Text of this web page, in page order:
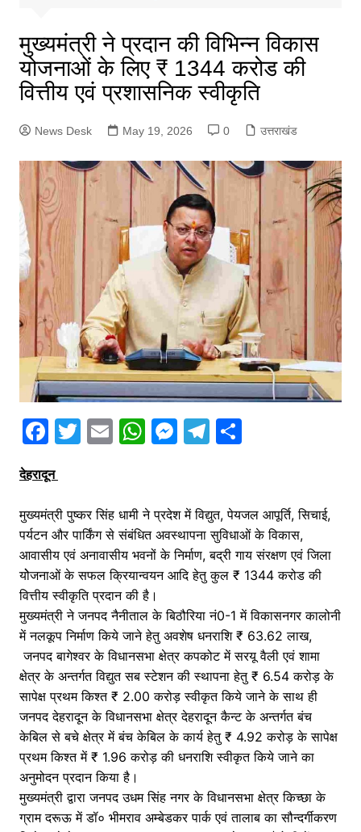
मुख्यमंत्री ने प्रदान की विभिन्न विकास
योजनाओं के लिए ₹ 1344 करोड की
वित्तीय एवं प्रशासनिक स्वीकृति
News Desk May 19, 2026 0 उत्तराखंड
F
c
e
b
o
o
k
T
er
E
l
W
s
A
p
p
M
s
e
n
g
er
T
gr
a
m
S
e
देहरादून
मुख्यमंत्री पुष्कर सिंह धामी ने प्रदेश में विद्युत, पेयजल आपूर्ति, सिचाई,
पर्यटन और पार्किंग से संबंधित अवस्थापना सुविधाओं के विकास,
आवासीय एवं अनावासीय भवनों के निर्माण, बद्री गाय संरक्षण एवं जिला
योेजनाओं के सफल क्रियान्वयन आदि हेतु कुल ₹ 1344 करोड की
वित्तीय स्वीकृति प्रदान की है।
मुख्यमंत्री ने जनपद नैनीताल के बिठौरिया नं0-1 में विकासनगर कालोनी
में नलकूप निर्माण किये जाने हेतु अवशेष धनराशि ₹ 63.62 लाख,
जनपद बागेश्वर के विधानसभा क्षेत्र कपकोट में सरयू वैली एवं शामा
क्षेत्र के अन्तर्गत विद्युत सब स्टेशन की स्थापना हेतु ₹ 6.54 करोड़ के
सापेक्ष प्रथम किश्त ₹ 2.00 करोड़ स्वीकृत किये जाने के साथ ही
जनपद देहरादून के विधानसभा क्षेत्र देहरादून कैन्ट के अन्तर्गत बंच
केबिल से बचे क्षेत्र में बंच केबिल के कार्य हेतु ₹ 4.92 करोड़ के सापेक्ष
प्रथम किश्त में ₹ 1.96 करोड़ की धनराशि स्वीकृत किये जाने का
अनुमोदन प्रदान किया है।
मुख्यमंत्री द्वारा जनपद उधम सिंह नगर के विधानसभा क्षेत्र किच्छा के
ग्राम दरूऊ में डॉ० भीमराव अम्बेडकर पार्क एवं तालाब का सौन्दर्गीकरण